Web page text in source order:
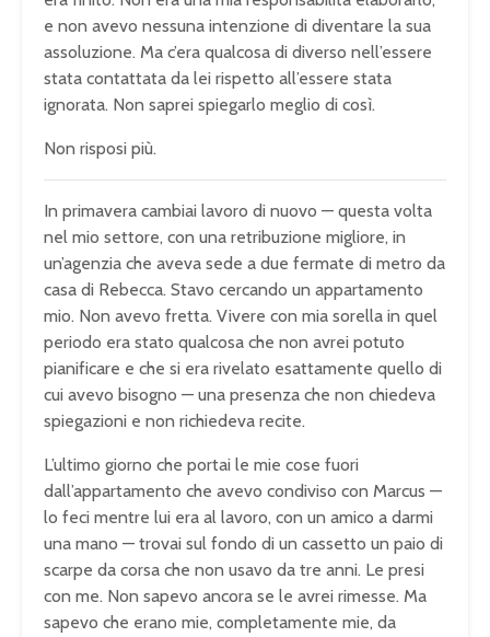
e non avevo nessuna intenzione di diventare la sua
assoluzione. Ma c’era qualcosa di diverso nell’essere
stata contattata da lei rispetto all’essere stata
ignorata. Non saprei spiegarlo meglio di così.
Non risposi più.
In primavera cambiai lavoro di nuovo — questa volta
nel mio settore, con una retribuzione migliore, in
un’agenzia che aveva sede a due fermate di metro da
casa di Rebecca. Stavo cercando un appartamento
mio. Non avevo fretta. Vivere con mia sorella in quel
periodo era stato qualcosa che non avrei potuto
pianificare e che si era rivelato esattamente quello di
cui avevo bisogno — una presenza che non chiedeva
spiegazioni e non richiedeva recite.
L’ultimo giorno che portai le mie cose fuori
dall’appartamento che avevo condiviso con Marcus —
lo feci mentre lui era al lavoro, con un amico a darmi
una mano — trovai sul fondo di un cassetto un paio di
scarpe da corsa che non usavo da tre anni. Le presi
con me. Non sapevo ancora se le avrei rimesse. Ma
sapevo che erano mie, completamente mie, da